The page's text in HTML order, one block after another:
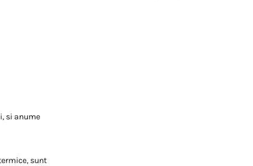
si anume
sunt